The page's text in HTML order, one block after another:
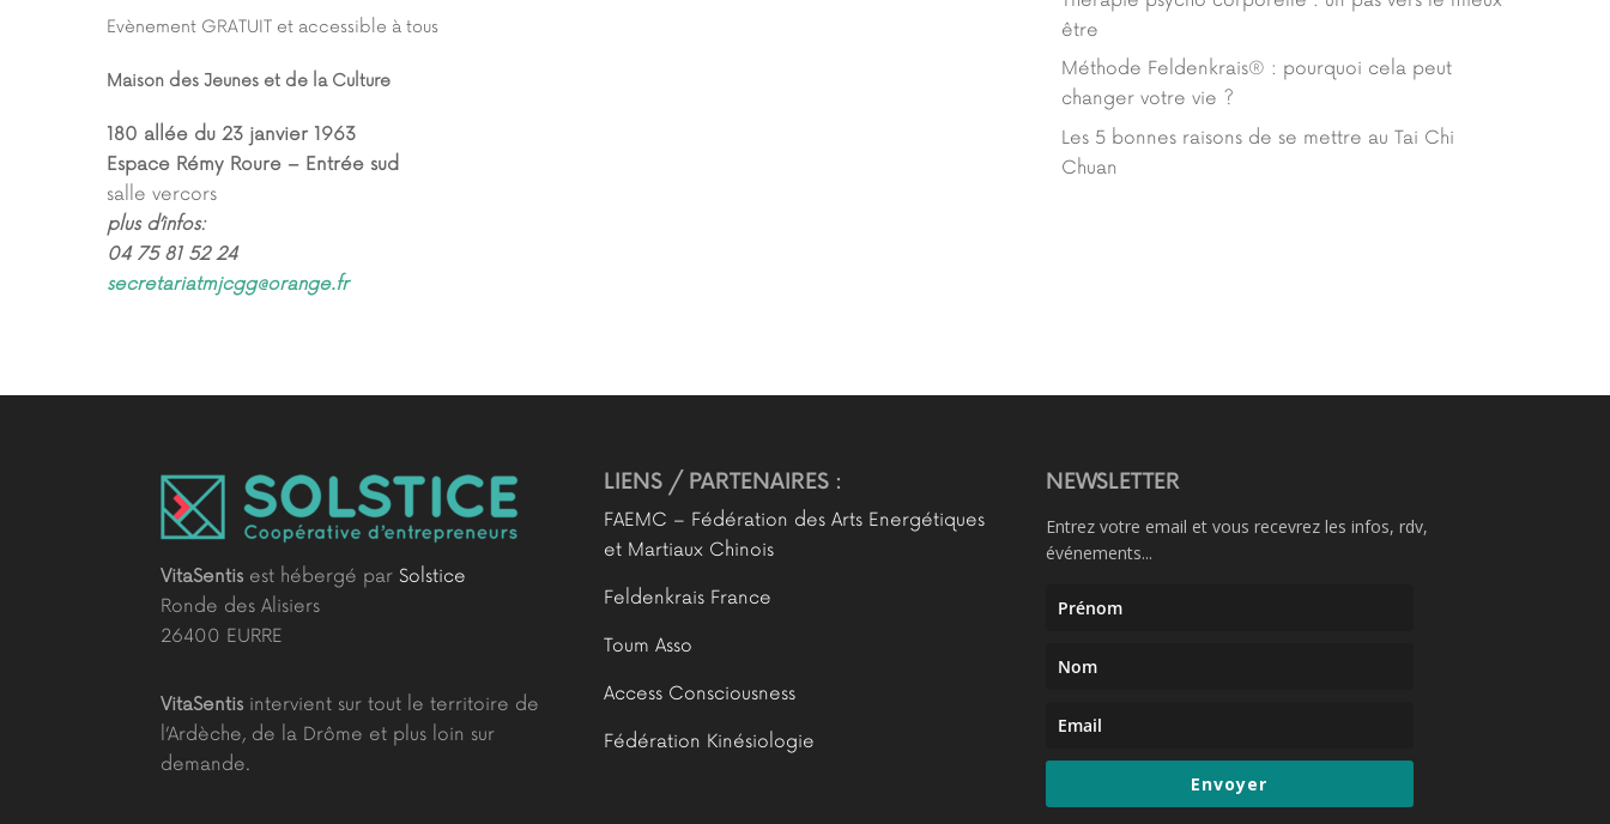
Evènement GRATUIT et accessible à tous
Maison des Jeunes et de la Culture
180 allée du 23 janvier 1963
Espace Rémy Roure – Entrée sud
salle vercors
plus d’infos:
04 75 81 52 24
secretariatmjcgg@orange.fr
être
Méthode Feldenkrais® : pourquoi cela peut
changer votre vie ?
Les 5 bonnes raisons de se mettre au Tai Chi
Chuan
VitaSentis est hébergé par Solstice
Ronde des Alisiers
26400 EURRE
VitaSentis intervient sur tout le territoire de
l’Ardèche, de la Drôme et plus loin sur
demande.
LIENS / PARTENAIRES :
FAEMC – Fédération des Arts Energétiques
et Martiaux Chinois
Feldenkrais France
Toum Asso
Access Consciousness
Fédération Kinésiologie
NEWSLETTER
Entrez votre email et vous recevrez les infos, rdv,
événements...
Envoyer